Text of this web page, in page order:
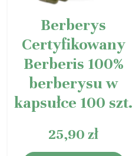
Berberys
Certyfikowany
Berberis 100%
berberysu w
kapsułce 100 szt.
25,90 zł